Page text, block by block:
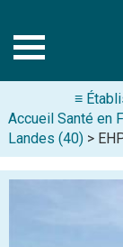
≡
Accueil Santé en
Landes (40) >